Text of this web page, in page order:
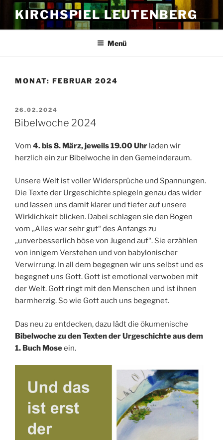
Zum
Inhalt
springen
KIRCHSPIEL LEUTENBERG
Menü
MONAT: FEBRUAR 2024
VERÖFFENTLICHT
AM
26.02.2024
Bibelwoche 2024
Vom 4. bis 8. März, jeweils 19.00 Uhr laden wir
herzlich ein zur Bibelwoche in den Gemeinderaum.
Unsere Welt ist voller Widersprüche und Spannungen.
Die Texte der Urgeschichte spiegeln genau das wider
und lassen uns damit klarer und tiefer auf unsere
Wirklichkeit blicken. Dabei schlagen sie den Bogen
vom „Alles war sehr gut“ des Anfangs zu
„unverbesserlich böse von Jugend auf“. Sie erzählen
von innigem Verstehen und von babylonischer
Verwirrung. In all dem begegnen wir uns selbst und es
begegnet uns Gott. Gott ist emotional verwoben mit
der Welt. Gott ringt mit den Menschen und ist ihnen
barmherzig. So wie Gott auch uns begegnet.
Das neu zu entdecken, dazu lädt die ökumenische
Bibelwoche zu den Texten der Urgeschichte aus dem
1. Buch Moseein.